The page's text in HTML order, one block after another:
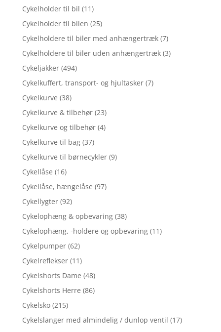
Cykelholder til bil (11)
Cykelholder til bilen (25)
Cykelholdere til biler med anhængertræk (7)
Cykelholdere til biler uden anhængertræk (3)
Cykeljakker (494)
Cykelkuffert, transport- og hjultasker (7)
Cykelkurve (38)
Cykelkurve & tilbehør (23)
Cykelkurve og tilbehør (4)
Cykelkurve til bag (37)
Cykelkurve til børnecykler (9)
Cykellåse (16)
Cykellåse, hængelåse (97)
Cykellygter (92)
Cykelophæng & opbevaring (38)
Cykelophæng, -holdere og opbevaring (11)
Cykelpumper (62)
Cykelreflekser (11)
Cykelshorts Dame (48)
Cykelshorts Herre (86)
Cykelsko (215)
Cykelslanger med almindelig / dunlop ventil (17)